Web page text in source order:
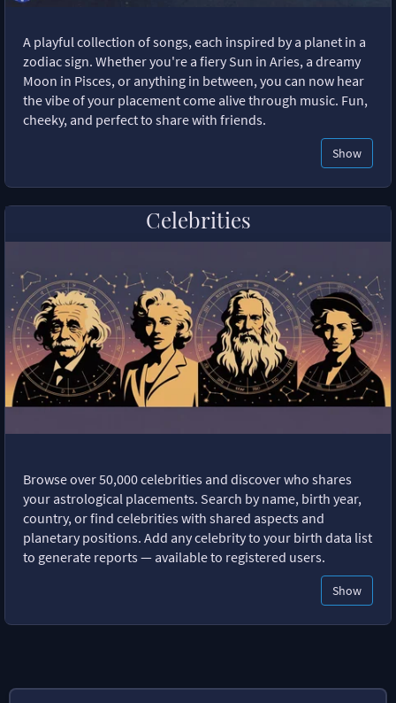
A playful collection of songs, each inspired by a planet in a
zodiac sign. Whether you're a fiery Sun in Aries, a dreamy
Moon in Pisces, or anything in between, you can now hear
the vibe of your placement come alive through music. Fun,
cheeky, and perfect to share with friends.
Show
Celebrities
Browse over 50,000 celebrities and discover who shares
your astrological placements. Search by name, birth year,
country, or find celebrities with shared aspects and
planetary positions. Add any celebrity to your birth data list
to generate reports — available to registered users.
Show